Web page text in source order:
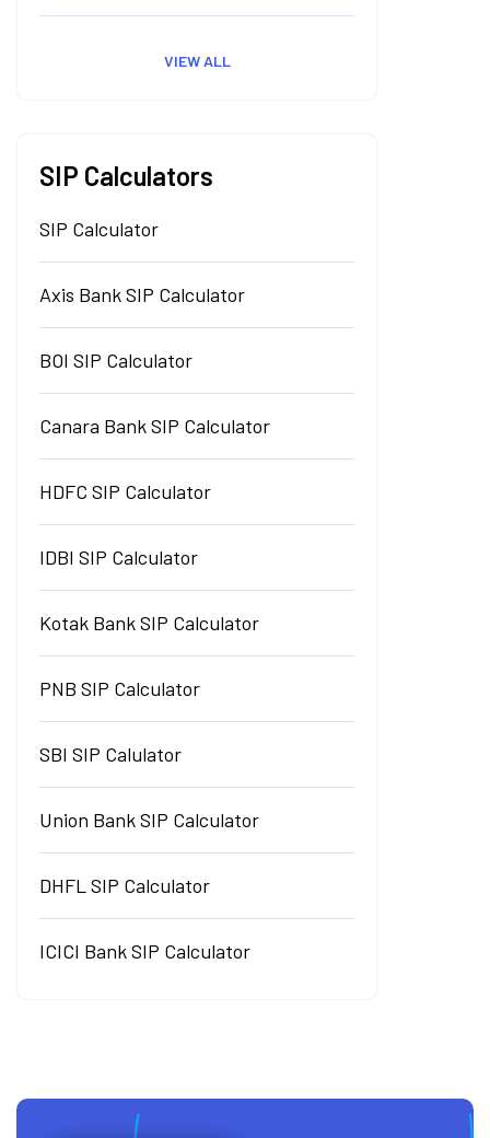
VIEW ALL
SIP Calculators
SIP Calculator
Axis Bank SIP Calculator
BOI SIP Calculator
Canara Bank SIP Calculator
HDFC SIP Calculator
IDBI SIP Calculator
Kotak Bank SIP Calculator
PNB SIP Calculator
SBI SIP Calulator
Union Bank SIP Calculator
DHFL SIP Calculator
ICICI Bank SIP Calculator